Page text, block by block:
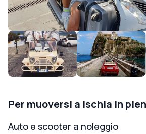
Per muoversi a Ischia in
Auto e scooter a noleggio